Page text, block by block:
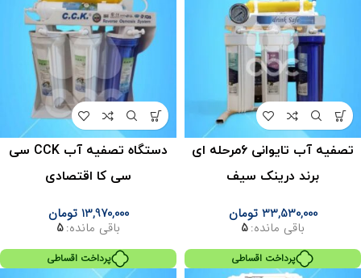
تصفیه آب تایوانی ۶مرحله ای
برند درینک سیف
33,530,000 تومان
باقی مانده:5
دستگاه تصفیه آب CCK سی
سی کا اقتصادی
13,970,000 تومان
باقی مانده:5
پرداخت اقساطی پرداخت اقساطی